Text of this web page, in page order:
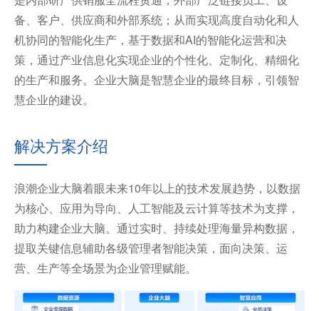
备、客户、供应商和外部系统；从而实现高度自动化和人
机协同的智能化生产，基于数据和AI的智能化运营和决
策，通过产业信息化实现企业的个性化、定制化、精细化
的生产和服务。企业大脑是智慧企业的最终目标，引领智
慧企业的建设。
解决方案介绍
浪潮企业大脑着眼未来10年以上的技术发展趋势，以数据
为核心、应用为导向、人工智能及云计算等技术为支撑，
助力构建企业大脑。通过实时、持续处理海量异构数据，
提取关键信息辅助各级管理者智能决策，面向决策、运
营、生产等全场景为企业管理赋能。